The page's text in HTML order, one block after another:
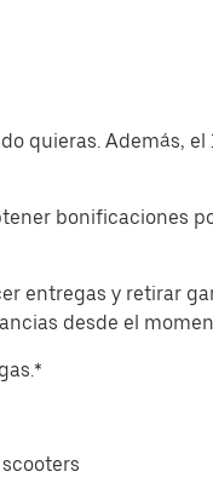
quieras. Además,
bonificaciones
entregas y retirar
desde el